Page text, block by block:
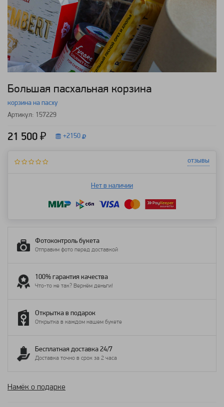
Большая пасхальная корзина
корзина на пасху
Артикул: 157229
21 500 ₽ +2150
отзывы
Нет в наличии
Фотоконтроль букета
Отправим фото перед доставкой
100% гарантия качества
Что-то не так? Вернём деньги!
Открытка в подарок
Открытка в каждом нашем букете
Бесплатная доставка 24/7
Доставка точно в срок за 2 часа
Намёк о подарке